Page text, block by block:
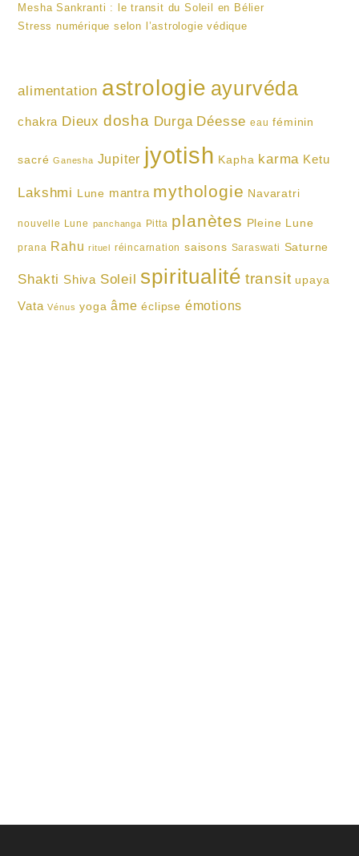
Mesha Sankranti : le transit du Soleil en Bélier
Stress numérique selon l’astrologie védique
alimentation astrologie ayurvéda
chakra Dieux dosha Durga Déesse eau féminin
sacré Ganesha Jupiter jyotish Kapha karma Ketu
Lakshmi Lune mantra mythologie Navaratri
nouvelle Lune panchanga Pitta planètes Pleine Lune
prana Rahu rituel réincarnation saisons Saraswati Saturne
Shakti Shiva Soleil spiritualité transit upaya
Vata Vénus yoga âme éclipse émotions